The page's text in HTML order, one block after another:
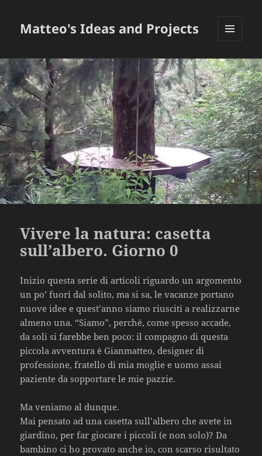
Matteo's Ideas and Projects
WIDGET
Vivere la natura: casetta
sull’albero. Giorno 0
Inizio questa serie di articoli riguardo un argomento
un po’ fuori dal solito, ma si sa, le vacanze portano
nuove idee e quest’anno siamo riusciti a realizzarne
almeno una. “Siamo”, perché, come spesso accade,
da soli si farebbe ben poco: il compagno di questa
piccola avventura è Gianmatteo, designer di
professione, fratello di mia moglie e uomo assai
paziente da sopportare le mie pazzie.
Ma veniamo al dunque.
Mai pensato ad una casetta sull’albero che avete in
giardino, per far giocare i piccoli (e non solo)? Da
bambino ci ho provato anche io, con scarso risultato